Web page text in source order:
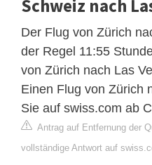
Schweiz nach
Der Flug von Zürich
der Regel 11:55
von Zürich nach Las
Einen Flug von Zürich
Sie auf swiss.com ab
Antrag auf Entfernung der
vollständige Antwort auf